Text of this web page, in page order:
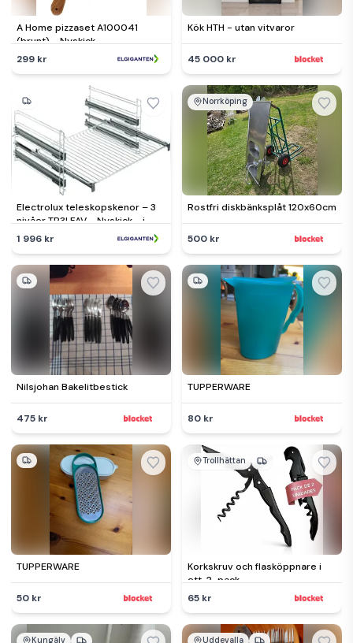
A Home pizzaset A100041
(brunt) - Nyskick -
originalförpackning saknas
299 kr
Kök HTH - utan vitvaror
45 000 kr
Electrolux teleskopskenor – 3
nivåer TR3LFAV - Nyskick - i
originalförpackning
1 996 kr
Norrköping
Rostfri diskbänksplåt 120x60cm
500 kr
Nilsjohan Bakelitbestick
475 kr
TUPPERWARE
80 kr
TUPPERWARE
50 kr
Trollhättan
Korkskruv och flasköppnare i
ett, 2-pack
65 kr
Kungälv Uddevalla